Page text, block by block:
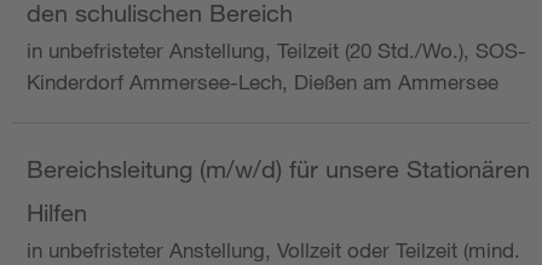
den schulischen Bereich
in unbefristeter Anstellung, Teilzeit (20 Std./Wo.), SOS-
Kinderdorf Ammersee-Lech, Dießen am Ammersee
Bereichsleitung (m/w/d) für unsere Stationären
Hilfen
in unbefristeter Anstellung, Vollzeit oder Teilzeit (mind.